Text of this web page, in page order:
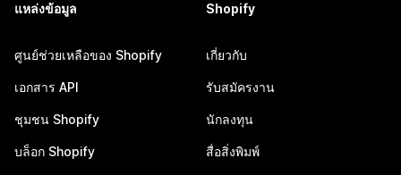
แหล่งข้อมูล
ศูนย์ช่วยเหลือของ Shopify
เอกสาร API
ชุมชน Shopify
บล็อก Shopify
Shopify
เกี่ยวกับ
รับสมัครงาน
นักลงทุน
สื่อสิ่งพิมพ์